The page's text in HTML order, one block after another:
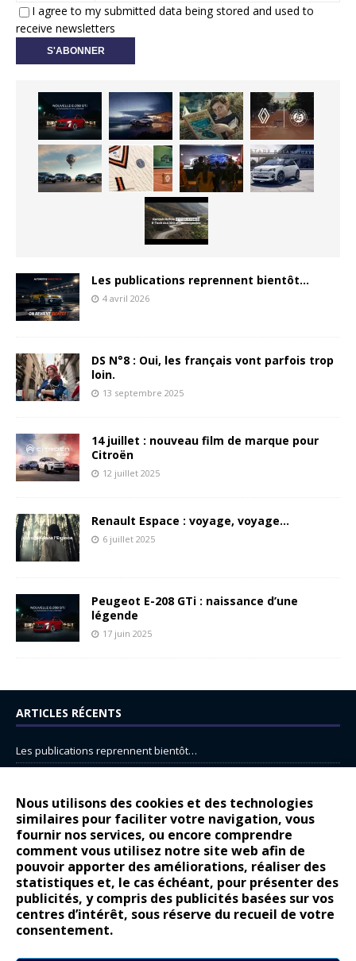
Nous utilisons des cookies et des technologies
similaires pour faciliter votre navigation, vous
fournir nos services, ou encore comprendre
comment vous utilisez notre site web afin de
pouvoir apporter des améliorations, réaliser des
statistiques et, le cas échéant, pour présenter des
publicités, y compris des publicités basées sur vos
centres d’intérêt, sous réserve du recueil de votre
consentement.
I agree to my submitted data being stored and used to
receive newsletters
Les publications reprennent bientôt…
4 avril 2026
DS N°8 : Oui, les français vont parfois trop
loin.
13 septembre 2025
14 juillet : nouveau film de marque pour
Citroën
12 juillet 2025
Renault Espace : voyage, voyage…
6 juillet 2025
Peugeot E-208 GTi : naissance d’une
légende
17 juin 2025
ARTICLES RÉCENTS
Les publications reprennent bientôt…
14 juillet : nouveau film de marque pour Citroën
Renault Espace : voyage, voyage…
Peugeot E-208 GTi : naissance d’une légende
COMMENTAIRES RÉCENTS
Bernard DardartdansDacia Sandero : pour les gens vrais